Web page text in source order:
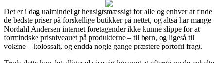
Det er i dag ualmindeligt hensigtsmæssigt for alle og enhver at finde
de bedste priser på forskellige butikker på nettet, og altså har mange
Nordahl Andersen internet foretagender ikke kunne slippe for at
formindske prisniveauet på produkterne – til børn, og ligeså til
voksne – kolossalt, og endda nogle gange præstere portofri fragt.